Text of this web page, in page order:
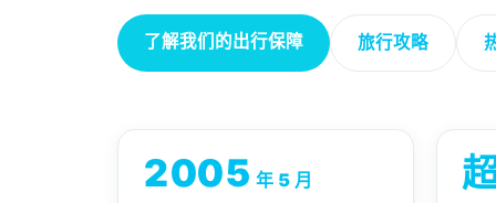
了解我们的出行保障 旅行攻略
2005 年 5 月